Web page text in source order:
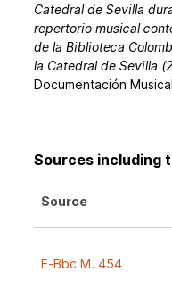
Catedral de Sevilla
repertorio musical
de la Biblioteca
la Catedral de Sevilla
Documentación
Sources including
Source
E-Bbc M. 454